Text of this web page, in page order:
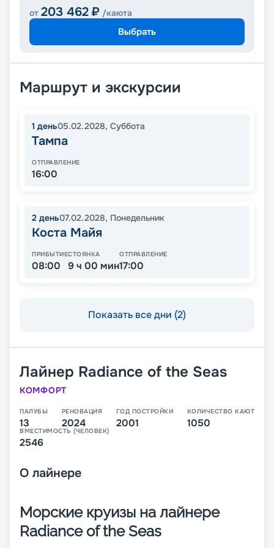
от 203 462 ₽ /каюта
Выбрать
Маршрут и экскурсии
1 день05.02.2028, Суббота
Тампа
ОТПРАВЛЕНИЕ
16:00
2 день07.02.2028, Понедельник
Коста Майя
ПРИБЫТИЕ
08:00
СТОЯНКА
9 ч 00 мин
ОТПРАВЛЕНИЕ
17:00
Показать все дни (2)
Лайнер Radiance of the Seas
КОМФОРТ
ПАЛУБЫ
13
РЕНОВАЦИЯ
2024
ГОД ПОСТРОЙКИ
2001
КОЛИЧЕСТВО КАЮТ
1050
ВМЕСТИМОСТЬ (ЧЕЛОВЕК)
2546
О лайнере
Морские круизы на лайнере
Radiance of the Seas